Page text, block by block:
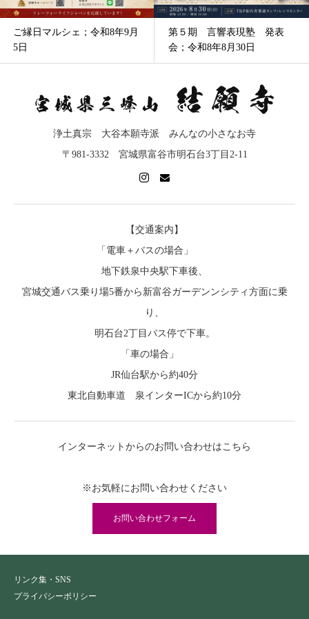
ご縁日マルシェ；令和8年9月
5日
第５期 言響表現塾 発表
会；令和8年8月30日
浄土真宗 大谷本願寺派 みんなの小さなお寺
〒981-3332 宮城県富谷市明石台3丁目2-11
【交通案内】
「電車＋バスの場合」
地下鉄泉中央駅下車後、
宮城交通バス乗り場5番から新富谷ガーデンンシティ方面に乗
り、
明石台2丁目バス停で下車。
「車の場合」
JR仙台駅から約40分
東北自動車道 泉インターICから約10分
インターネットからのお問い合わせはこちら
※お気軽にお問い合わせください
お問い合わせフォーム
リンク集・SNS
プライバシーポリシー